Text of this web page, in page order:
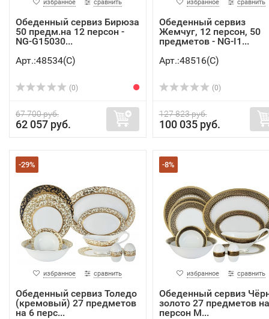
избранное сравнить
Обеденный сервиз Бирюза
50 предм.на 12 персон -
NG-G15030...
Арт.:48534(C)
(0)
67 700 руб.
62 057 руб.
избранное сравнить
Обеденный сервиз
Жемчуг, 12 персон, 50
предметов - NG-I1...
Арт.:48516(C)
(0)
127 823 руб.
100 035 руб.
-29%
избранное сравнить
Обеденный сервиз Толедо
(кремовый) 27 предметов
на 6 перс...
-8%
избранное сравнить
Обеденный сервиз
золото 27 предметов
персон M...